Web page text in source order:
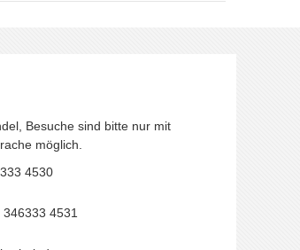
Besuche sind bitte nur mit
möglich.
4530
4531